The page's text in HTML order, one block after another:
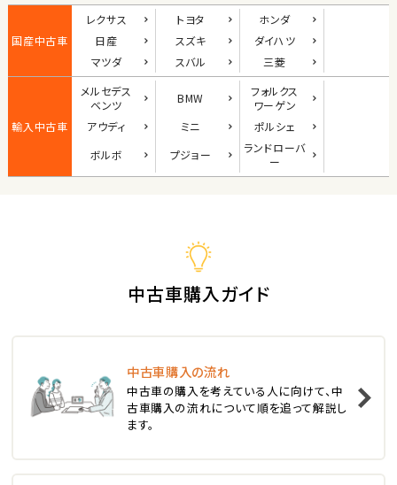
ダイハツ
コペン
2
ロードスター
ホンダ
S660
1位
国産中古車
レクサス トヨタ
ホンダ
日産
スズキ
ダイハツ
マツダ
スバル 三菱
輸入中古車
メルセデス
ベンツ
BMW
フォルクス
ワーゲン
アウディ
ミニ
ポルシェ
ボルボ
プジョー ランドローバ
ー
中古車購入ガイド
中古車購入の流れ
中古車の購入を考えている人に向けて、中
古車購入の流れについて順を追って解説し
ます。